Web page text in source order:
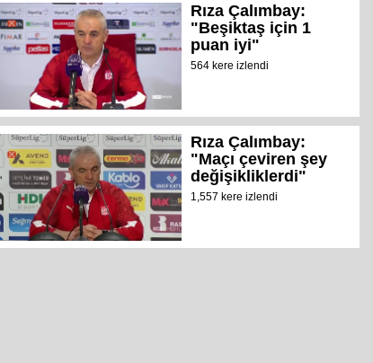
Rıza Çalımbay:
"Beşiktaş için 1
puan iyi"
564 kere izlendi
Rıza Çalımbay:
"Maçı çeviren şey
değişikliklerdi"
1,557 kere izlendi